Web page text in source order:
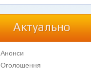
Актуально
Анонси
Оголошення